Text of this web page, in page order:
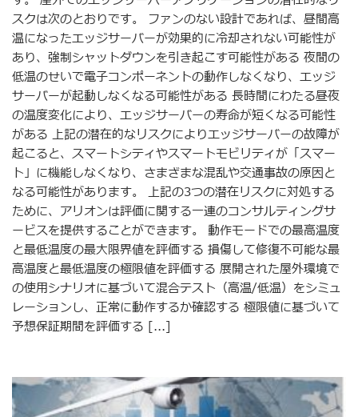
スクは次のとおりです。 ファンのない設計であれば、昼間高
温になったエッジサーバーが効果的に冷却されない可能性が
あり、強制シャットダウンを引き起こす可能性がある 夜間の
低温のせいで電子コンポーネントの動作しなくなり、エッジ
サーバーが起動しなくなる可能性がある 長時間にわたる昼夜
の温度変化により、エッジサーバーの寿命が短くなる可能性
がある 上記の潜在的なリスクによりエッジサーバーの故障が
起こると、スマートシティやスマートモビリティが「スマー
ト」に機能しなくなり、さまざまな混乱や交通事故の原因と
なる可能性があります。 上記の3つの潜在リスクに対処する
ために、アリオンは評価に関する一連のコンサルティングサ
ービスを提供することができます。 動作モードでの最高温度
と最低温度の最大限界値を評価する 損傷して修復不可能な最
高温度と最低温度の極限値を評価する 展開された屋外環境で
の使用シナリオに基づいて混合テスト（高温/低温）をシミュ
レーションし、正常に動作するか確認する 極限値に基づいて
予想保証期間を評価する [...]